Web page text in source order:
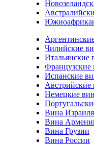
Чилийские
Итальянские
Французские
Испанские
Австрийские
Немецкие
Вина Израиля
Вина
Вина Грузии
Вина России